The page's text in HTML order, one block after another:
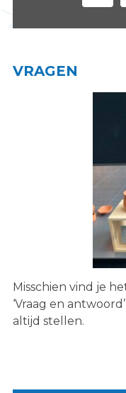
VRAGEN
Misschien vind je
‘Vraag en
altijd stellen.